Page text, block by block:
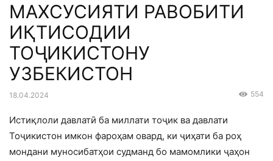
МАХСУСИЯТИ РАВОБИТИ
ИҚТИСОДИИ
ТОҶИКИСТОНУ
УЗБЕКИСТОН
18.04.2024 554
Истиқлоли давлатӣ ба миллати тоҷик ва давлати
Тоҷикистон имкон фароҳам овард, ки ҷиҳати ба роҳ
мондани муносибатҳои судманд бо мамомлики ҷаҳон